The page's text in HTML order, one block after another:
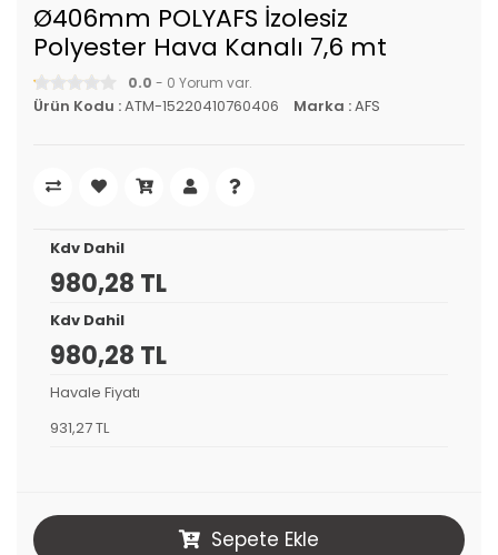
Ø406mm POLYAFS İzolesiz
Polyester Hava Kanalı 7,6 mt
0.0 - 0 Yorum var.
Ürün Kodu :ATM-15220410760406 Marka :AFS
Kdv Dahil
980,28 TL
Kdv Dahil
980,28 TL
Havale Fiyatı
931,27 TL
Sepete Ekle